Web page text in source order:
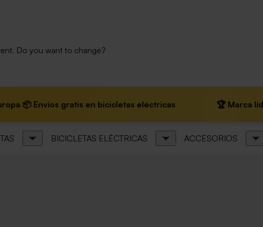
Do you want to change?
Envíos gratis en bicicletas eléctricas 🏆 Marca líder en
BICICLETAS ELÉCTRICAS ACCESORIOS